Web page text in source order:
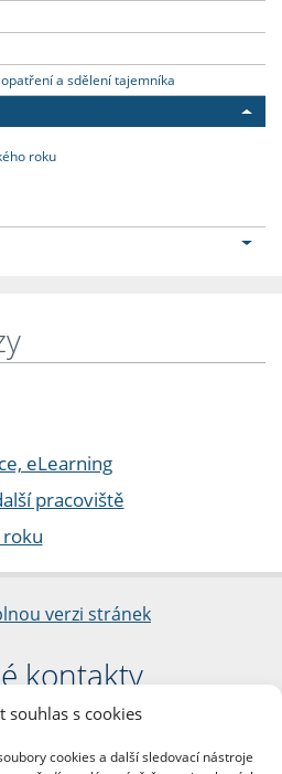
souhlas s cookies
cookies a další sledovací nástroje
a sdělení tajemníka
roku
eLearning
pracoviště
verzi stránek
kontakty
fakulta
Palacha 1/2